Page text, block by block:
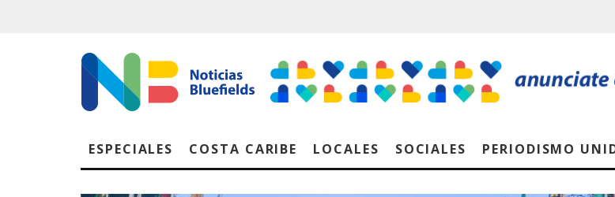
ESPECIALES COSTA CARIBE LOCALES SOCIALES PERIODISMO